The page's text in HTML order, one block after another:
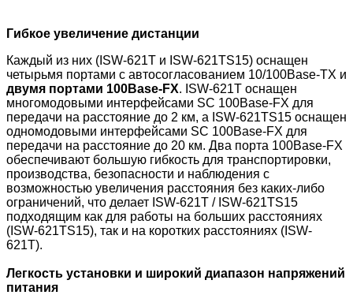
Гибкое увеличение дистанции
Каждый из них (ISW-621T и ISW-621TS15) оснащен
четырьмя портами с автосогласованием 10/100Base-TX и
двумя портами 100Base-FX. ISW-621T оснащен
многомодовыми интерфейсами SC 100Base-FX для
передачи на расстояние до 2 км, а ISW-621TS15 оснащен
одномодовыми интерфейсами SC 100Base-FX для
передачи на расстояние до 20 км. Два порта 100Base-FX
обеспечивают большую гибкость для транспортировки,
производства, безопасности и наблюдения с
возможностью увеличения расстояния без каких-либо
ограничений, что делает ISW-621T / ISW-621TS15
подходящим как для работы на больших расстояниях
(ISW-621TS15), так и на коротких расстояниях (ISW-
621T).
Легкость установки и широкий диапазон напряжений
питания